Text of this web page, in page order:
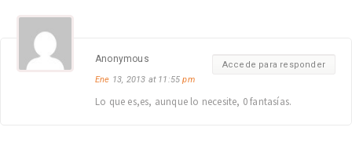
Accede para responder
Anonymous
Ene 13, 2013 at 11:55pm
Lo que es,es, aunque lo necesite, 0 fantasías.